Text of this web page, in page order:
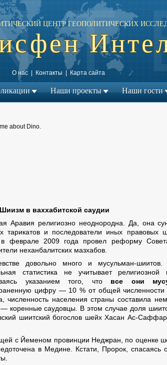
ЦЕНТР ГЕОПОЛИТИЧЕСКИХ
О нас Контакты Карта сайта
Наши проекты Наши гости
about Dino.
в ваххабитской саудии
Аравия религиозно неоднородна. Да, она
тарикатов и последователи иных правовых
феврале 2009 года провел реформу
неханбалитских мазхабов.
довольно много и мусульман-
статистика не учитывает религиозной
указанием того, что все они
цифру — 10 % от общей численности
численность населения страны составила
коренные саудовцы. В этом случае доля
шиитский богослов шейх Хасан Ас-
с Йеменом провинции Неджран, по оценке
в Медине. Кстати, Пророк, спасаясь